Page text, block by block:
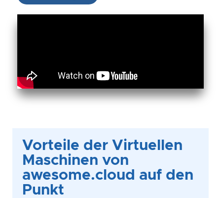
Vorteile der Virtuellen
Maschinen von
awesome.cloud auf den
Punkt​